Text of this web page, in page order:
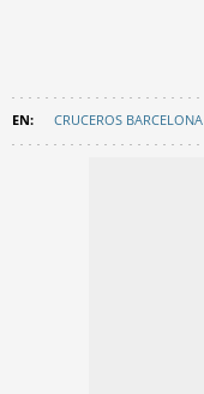
CRUCEROS BARCELONA